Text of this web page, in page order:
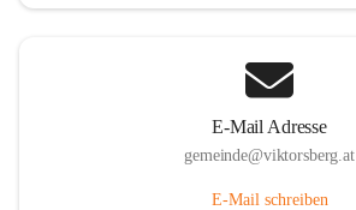
E-Mail Adresse
gemeinde@viktorsberg.at
E-Mail schreiben